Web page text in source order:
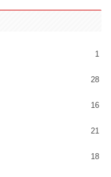
1
28
16
21
18